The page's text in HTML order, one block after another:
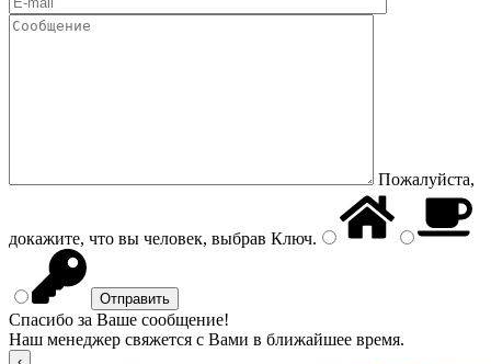
Пожалуйста,
докажите, что вы человек, выбрав Ключ.
Спасибо за Ваше сообщение!
Наш менеджер свяжется с Вами в ближайшее время.